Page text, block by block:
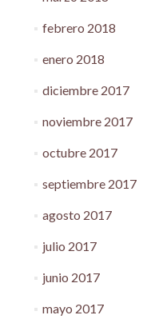
febrero 2018
enero 2018
diciembre 2017
noviembre 2017
octubre 2017
septiembre 2017
agosto 2017
julio 2017
junio 2017
mayo 2017